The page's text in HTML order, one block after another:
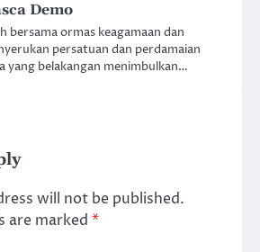
Demo
bersama ormas keagamaan dan
persatuan dan perdamaian
yang belakangan menimbulkan…
will not be published.
are marked *